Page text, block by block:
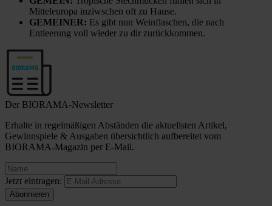
Mitteleuropa inziwschen oft zu Hause.
GEMEINER: Es gibt nun Weinflaschen, die nach
Entleerung voll wieder zu dir zurückkommen.
Der BIORAMA-Newsletter
Erhalte in regelmäßigen Abständen die aktuellsten Artikel,
Gewinnspiele & Ausgaben übersichtlich aufbereitet vom
BIORAMA-Magazin per E-Mail.
Jetzt eintragen: